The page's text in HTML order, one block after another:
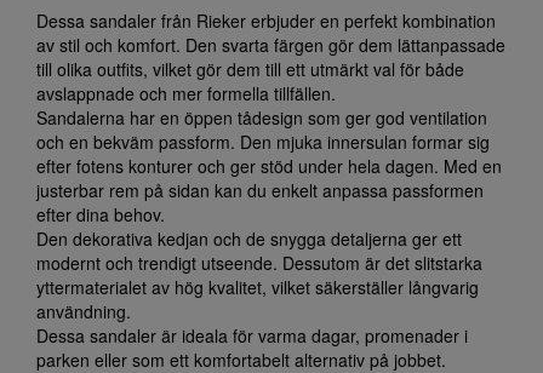
Dessa sandaler från Rieker erbjuder en perfekt kombination
av stil och komfort. Den svarta färgen gör dem lättanpassade
till olika outfits, vilket gör dem till ett utmärkt val för både
avslappnade och mer formella tillfällen.
Sandalerna har en öppen tådesign som ger god ventilation
och en bekväm passform. Den mjuka innersulan formar sig
efter fotens konturer och ger stöd under hela dagen. Med en
justerbar rem på sidan kan du enkelt anpassa passformen
efter dina behov.
Den dekorativa kedjan och de snygga detaljerna ger ett
modernt och trendigt utseende. Dessutom är det slitstarka
yttermaterialet av hög kvalitet, vilket säkerställer långvarig
användning.
Dessa sandaler är ideala för varma dagar, promenader i
parken eller som ett komfortabelt alternativ på jobbet.